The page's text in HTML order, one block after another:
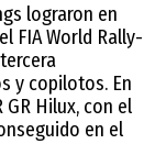
lograron en
FIA World Rally-
y copilotos. En
Hilux, con el
en el